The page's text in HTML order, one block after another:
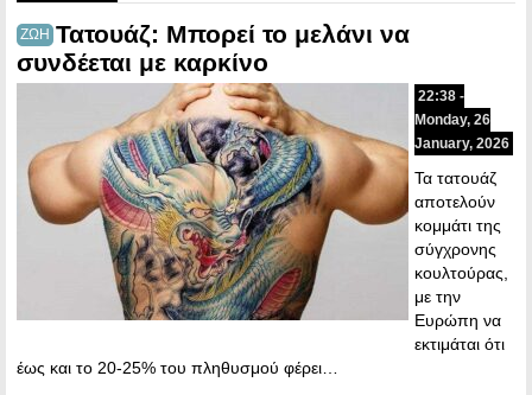
ΖΩΗ Τατουάζ: Μπορεί το μελάνι να
συνδέεται με καρκίνο
22:38 -
Monday, 26
January, 2026
Τα τατουάζ
αποτελούν
κομμάτι της
σύγχρονης
κουλτούρας,
με την
Ευρώπη να
εκτιμάται ότι
έως και το 20-25% του πληθυσμού φέρει…